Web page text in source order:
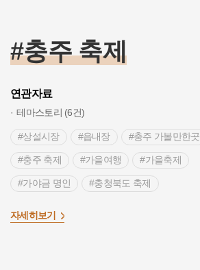
#충주 축제
연관자료
테마스토리 (6건)
#상설시장 #읍내장 #충주 가볼만한곳
#충주 축제 #가을여행 #가을축제
#가야금 명인 #충청북도 축제
자세히보기